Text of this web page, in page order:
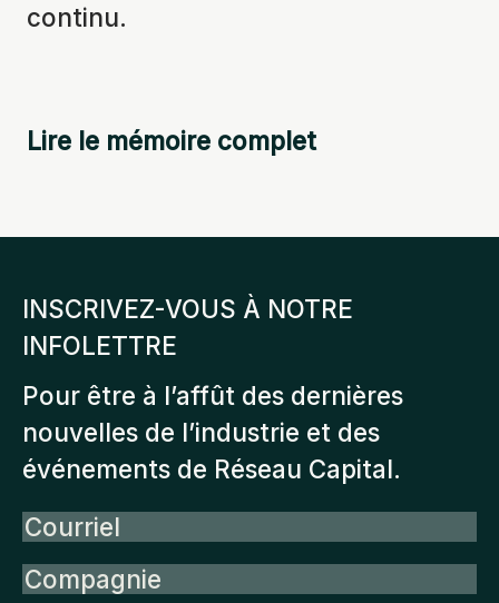
continu.
Lire le mémoire complet
INSCRIVEZ-VOUS À NOTRE
INFOLETTRE
Pour être à l’affût des dernières
nouvelles de l’industrie et des
événements de Réseau Capital.
Courriel
Compagnie